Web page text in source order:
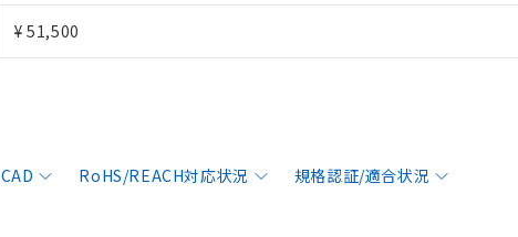
¥ 51,500
CAD RoHS/REACH対応状況 規格認証/適合状況